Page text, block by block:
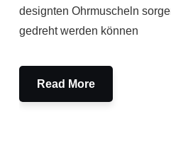
designten Ohrmuscheln
gedreht werden können
Read More